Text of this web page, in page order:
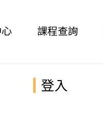
課程查詢
登入